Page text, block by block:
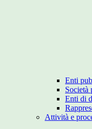
Enti
Società
Enti di
Attività e